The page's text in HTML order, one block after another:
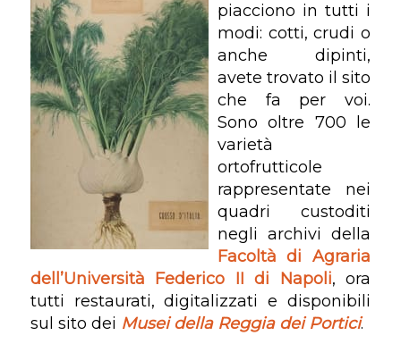
piacciono in tutti i
modi: cotti, crudi o
anche dipinti,
avete trovato il sito
che fa per voi.
Sono oltre 700 le
varietà
ortofrutticole
rappresentate nei
quadri custoditi
negli archivi della
Facoltà di Agraria
dell’Università Federico II di Napoli, ora
tutti restaurati, digitalizzati e disponibili
sul sito dei Musei della Reggia dei Portici.